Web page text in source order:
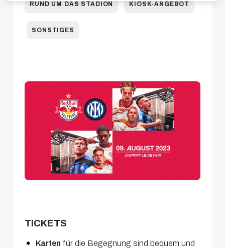
RUND UM DAS STADION KIOSK-ANGEBOT
SONSTIGES
TICKETS
Karten für die Begegnung sind bequem und